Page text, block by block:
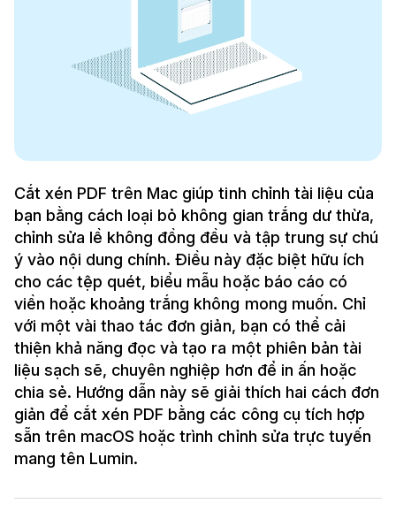
Cắt xén PDF trên Mac giúp tinh chỉnh tài liệu của
bạn bằng cách loại bỏ không gian trắng dư thừa,
chỉnh sửa lề không đồng đều và tập trung sự chú
ý vào nội dung chính. Điều này đặc biệt hữu ích
cho các tệp quét, biểu mẫu hoặc báo cáo có
viền hoặc khoảng trắng không mong muốn. Chỉ
với một vài thao tác đơn giản, bạn có thể cải
thiện khả năng đọc và tạo ra một phiên bản tài
liệu sạch sẽ, chuyên nghiệp hơn để in ấn hoặc
chia sẻ. Hướng dẫn này sẽ giải thích hai cách đơn
giản để cắt xén PDF bằng các công cụ tích hợp
sẵn trên macOS hoặc trình chỉnh sửa trực tuyến
mang tên Lumin.